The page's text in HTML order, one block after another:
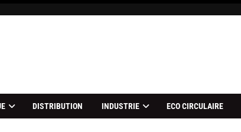
DISTRIBUTION INDUSTRIE ECO CIRCULAIRE